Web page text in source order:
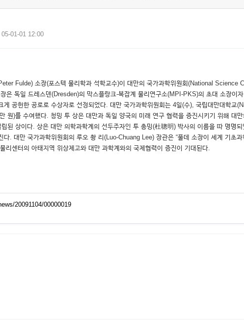
05-01-01 12:00
Fulde) 소장(포스텍 물리학과 석학교수)이 대만의 국가과학위원회(National
은 독일 드레스덴(Dresden)의 막스플랑크-복잡계 물리연구소(MPI-PKS)의 초대 소장이
게 공헌한 공로로 수상자로 선정되었다. 대만 국가과학위원회는 4일(수), 국립대만대학
원)를 수여했다. 청밍 투 상은 대만과 독일 양국의 미래 연구 협력을 증진시키기 위해 대
된 상이다. 상은 대만 의학과학계의 선두주자인 투 총밍(杜聰明) 박사의 이름을 따 명명
. 대만 국가과학위원회의 루오 촹 리(Luo-Chuang Lee) 장관은 “풀데 소장이 세계 기초
리센터의 아태지역 위상제고와 대만 과학계와의 국제협력이 증진이 기대된다.
20091104/00000019